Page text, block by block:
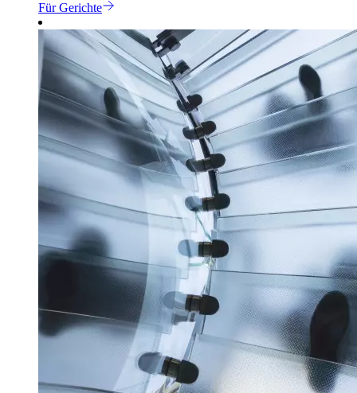
Für Gerichte